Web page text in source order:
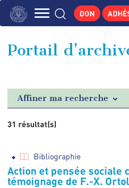
Aller
principale
GEORGES
DON
Portail
Affiner ma recherche
31 résultat(s)
Bibliographie
Action et pensée sociale
témoignage de F.-X.
Panneau de gestion des cookies